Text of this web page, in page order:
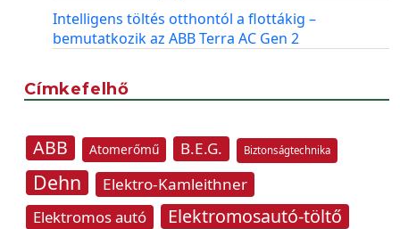
Intelligens töltés otthontól a flottákig –
bemutatkozik az ABB Terra AC Gen 2
Címkefelhő
ABB Atomerőmű B.E.G. Biztonságtechnika
Dehn
Elektro-Kamleithner
Elektromos autó
Elektromosautó-töltő